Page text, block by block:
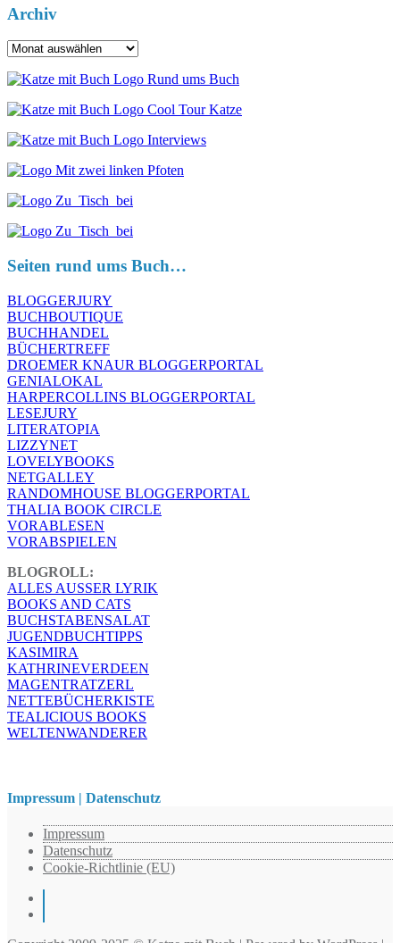
Archiv
Archiv
Seiten rund ums Buch…
BLOGGERJURY
BUCHBOUTIQUE
BUCHHANDEL
BÜCHERTREFF
DROEMER KNAUR BLOGGERPORTAL
GENIALOKAL
HARPERCOLLINS BLOGGERPORTAL
LESEJURY
LITERATOPIA
LIZZYNET
LOVELYBOOKS
NETGALLEY
RANDOMHOUSE BLOGGERPORTAL
THALIA BOOK CIRCLE
VORABLESEN
VORABSPIELEN
BLOGROLL:
ALLES AUSSER LYRIK
BOOKS AND CATS
BUCHSTABENSALAT
JUGENDBUCHTIPPS
KASIMIRA
KATHRINEVERDEEN
MAGENTRATZERL
NETTEBÜCHERKISTE
TEALICIOUS BOOKS
WELTENWANDERER
Impressum | Datenschutz
Impressum
Datenschutz
Cookie-Richtlinie (EU)